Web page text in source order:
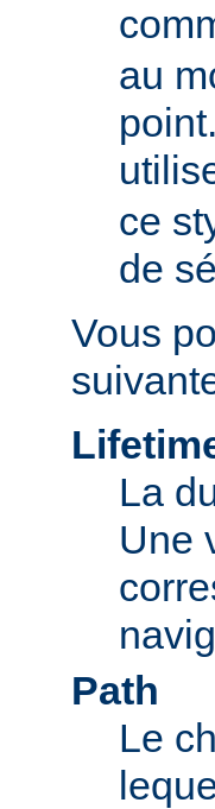
au
ce
de
Vous
La
Une
Path
Le